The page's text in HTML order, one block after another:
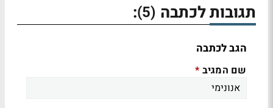
תגובות לכתבה (5)
:
הגב לכתבה
שם המגיב *